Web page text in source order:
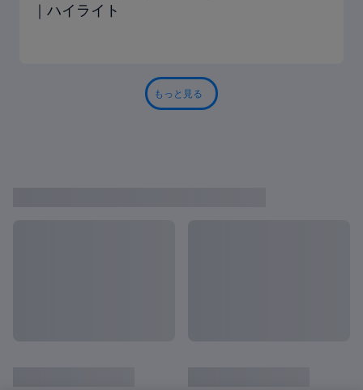
｜ハイライト
もっと見る